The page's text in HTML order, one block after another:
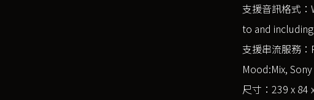
支援音訊格式
to and
支援串流服務
Mood:Mix,
尺寸：239 x 84